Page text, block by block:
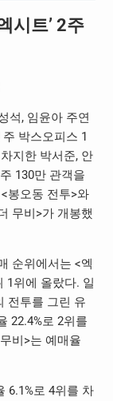
시트’ 2주
석, 임윤아 주연
박스오피스 1
지한 박서준, 안
130만 관객을
봉오동 전투>와
무비>가 개봉했
순위에서는 <엑
1위에 올랐다. 일
전투를 그린 유
22.4%로 2위를
비>는 예매율
6.1%로 4위를 차